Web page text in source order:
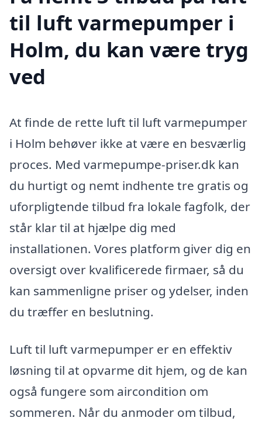
til luft varmepumper i
Holm, du kan være tryg
ved
At finde de rette luft til luft varmepumper
i Holm behøver ikke at være en besværlig
proces. Med varmepumpe-priser.dk kan
du hurtigt og nemt indhente tre gratis og
uforpligtende tilbud fra lokale fagfolk, der
står klar til at hjælpe dig med
installationen. Vores platform giver dig en
oversigt over kvalificerede firmaer, så du
kan sammenligne priser og ydelser, inden
du træffer en beslutning.
Luft til luft varmepumper er en effektiv
løsning til at opvarme dit hjem, og de kan
også fungere som aircondition om
sommeren. Når du anmoder om tilbud,